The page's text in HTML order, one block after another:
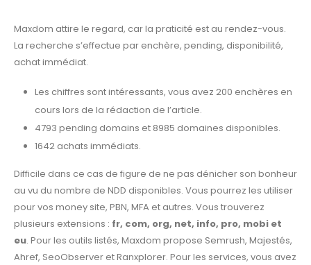
Maxdom attire le regard, car la praticité est au rendez-vous.
La recherche s’effectue par enchère, pending, disponibilité,
achat immédiat.
Les chiffres sont intéressants, vous avez 200 enchères en
cours lors de la rédaction de l’article.
4793 pending domains et 8985 domaines disponibles.
1642 achats immédiats.
Difficile dans ce cas de figure de ne pas dénicher son bonheur
au vu du nombre de NDD disponibles. Vous pourrez les utiliser
pour vos money site, PBN, MFA et autres. Vous trouverez
plusieurs extensions : fr, com, org, net, info, pro, mobi et
eu. Pour les outils listés, Maxdom propose Semrush, Majestés,
Ahref, SeoObserver et Ranxplorer. Pour les services, vous avez